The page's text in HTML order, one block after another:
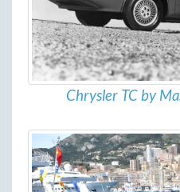
Chrysler TC by